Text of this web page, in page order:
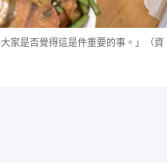
家是否覺得這是件重要的事。」（資